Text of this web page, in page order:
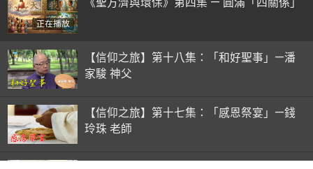
正在播放
【信仰之旅】第十八集：「和好聖事」—潘
家駿 神父
【信仰之旅】第十七集：「感恩祭宴」—錢
玲珠 老師